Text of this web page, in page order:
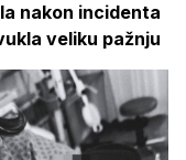
nakon incidenta
veliku pažnju